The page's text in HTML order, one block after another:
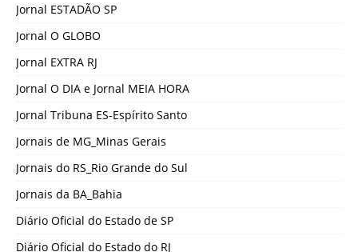
Jornal ESTADÃO SP
Jornal O GLOBO
Jornal EXTRA RJ
Jornal O DIA e Jornal MEIA HORA
Jornal Tribuna ES-Espírito Santo
Jornais de MG_Minas Gerais
Jornais do RS_Rio Grande do Sul
Jornais da BA_Bahia
Diário Oficial do Estado de SP
Diário Oficial do Estado do RJ